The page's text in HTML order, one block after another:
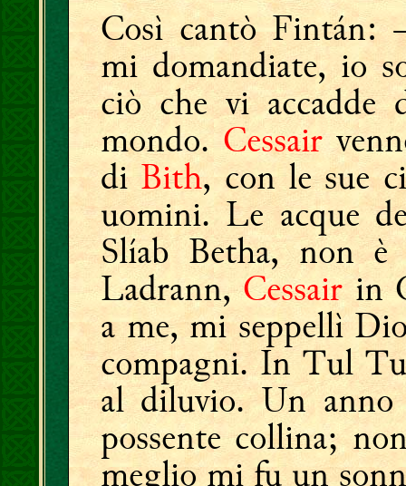
Così cantò Fintán:
mi domandiate, io
ciò che vi accadde
mondo.Cessair
di Bith, con le sue
uomini. Le acque
Slíab Betha, non
Ladrann,Cessair in
a me, mi seppellì
compagni. In Tul
al diluvio. Un anno
possente collina;
meglio mi fu un